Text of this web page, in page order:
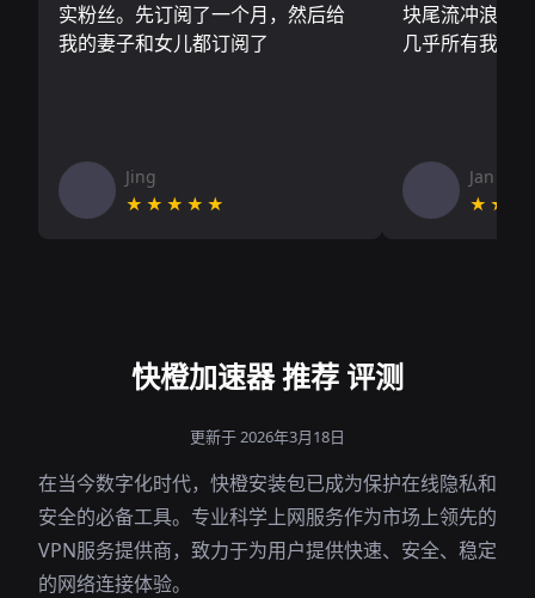
实粉丝。先订阅了一个月，然后给
我的妻子和女儿都订阅了
Jing
★★★★★
块尾流冲浪板
几乎所有我需
Jan V
快橙加速器 推荐 评测
更新于 2026年3月18日
在当今数字化时代，快橙安装包已成为保护在线隐私和
安全的必备工具。专业科学上网服务作为市场上领先的
VPN服务提供商，致力于为用户提供快速、安全、稳定
的网络连接体验。